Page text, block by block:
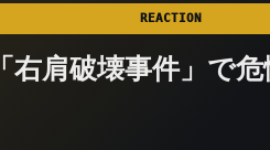
REACTION
右肩破壊事件」で